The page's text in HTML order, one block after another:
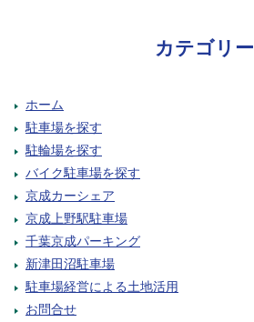
カテゴリー
ホーム
駐車場を探す
駐輪場を探す
バイク駐車場を探す
京成カーシェア
京成上野駅駐車場
千葉京成パーキング
新津田沼駐車場
駐車場経営による土地活用
お問合せ